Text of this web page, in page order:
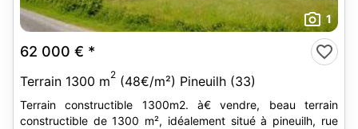
1
62 000 € *
Terrain 1300 m2 (48€/m²) Pineuilh (33)
Terrain constructible 1300m2. à€ vendre, beau terrain
constructible de 1300 m², idéalement situé à pineuilh, rue